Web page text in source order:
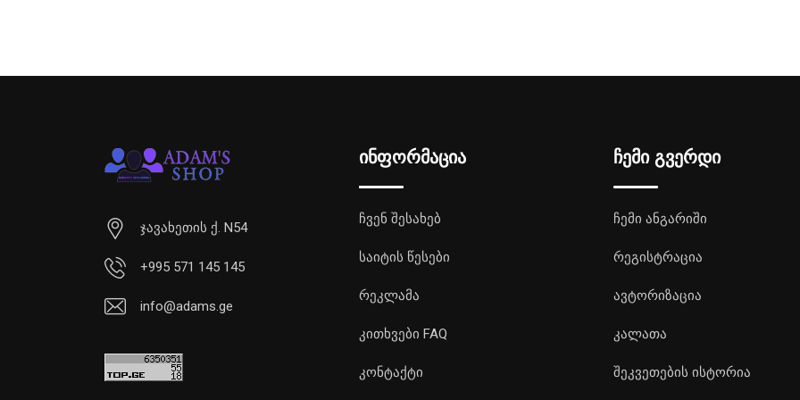
ჯავახეთის ქ. N54
+995 571 145 145
info@adams.ge
ინფორმაცია
ჩვენ შესახებ
საიტის წესები
რეკლამა
კითხვები FAQ
კონტაქტი
ჩემი გვერდი
ჩემი ანგარიში
რეგისტრაცია
ავტორიზაცია
კალათა
შეკვეთების ისტორია